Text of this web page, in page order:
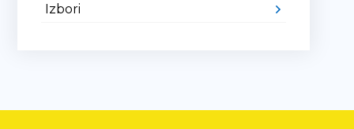
Izbori